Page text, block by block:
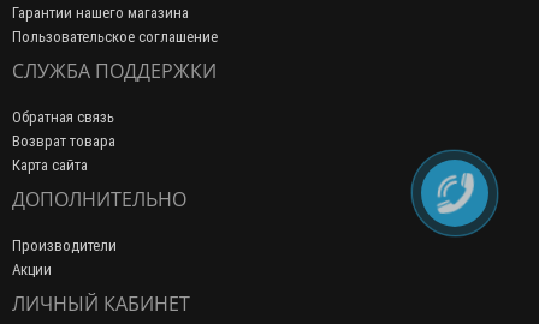
Гарантии нашего магазина
Пользовательское соглашение
СЛУЖБА ПОДДЕРЖКИ
Обратная связь
Возврат товара
Карта сайта
ДОПОЛНИТЕЛЬНО
Производители
Акции
ЛИЧНЫЙ КАБИНЕТ